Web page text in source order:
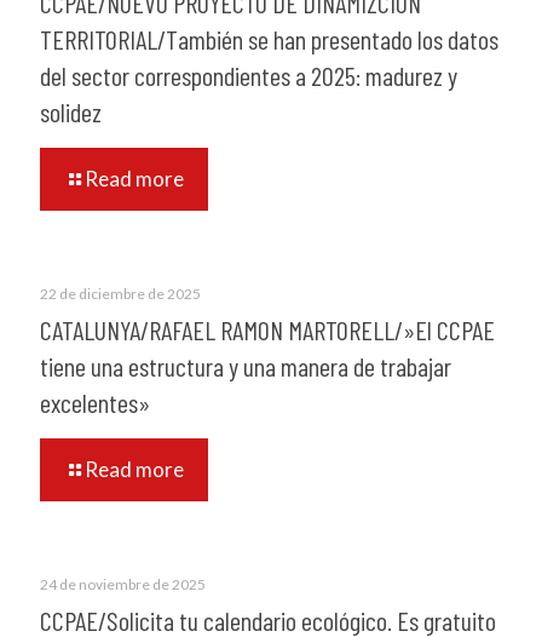
TERRITORIAL/También se han presentado los datos
del sector correspondientes a 2025: madurez y
solidez
Read more
22 de diciembre de 2025
CATALUNYA/RAFAEL RAMON MARTORELL/»El CCPAE
tiene una estructura y una manera de trabajar
excelentes»
Read more
24 de noviembre de 2025
CCPAE/Solicita tu calendario ecológico. Es gratuito